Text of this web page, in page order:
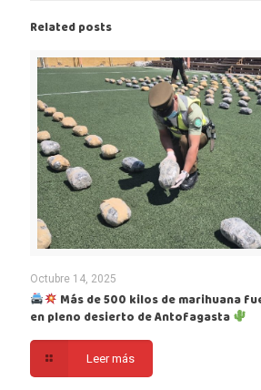
Related posts
Octubre 14, 2025
Más de 500 kilos de marihuana
en pleno desierto de Antofagasta
Leer más